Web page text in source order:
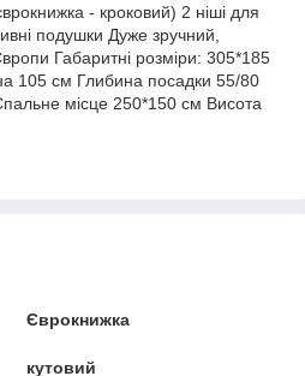
- кроковий) 2 ніші для
подушки Дуже зручний,
Габаритні розміри: 305*185
105 см Глибина посадки 55/80
місце 250*150 см Висота
Єврокнижка
кутовий